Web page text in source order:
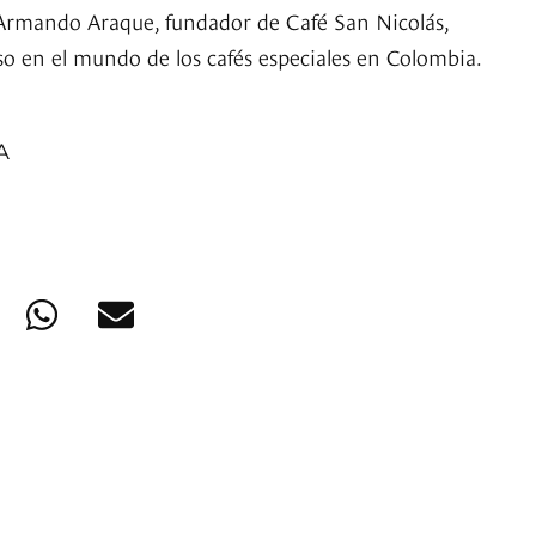
Araque, fundador de Café San Nicolás,
en el mundo de los cafés especiales en Colombia.